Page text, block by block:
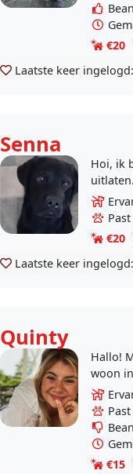
€20
Laatste keer ingelogd:
Senna
Hoi, ik
doe
€20
Laatste keer ingelogd:
Quinty
Hallo!
woon
van
€15